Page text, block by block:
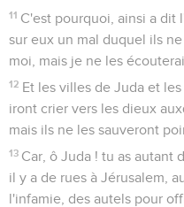
11 C'est pourquoi, ainsi a dit
sur eux un mal duquel ils
moi, mais je ne les
12 Et les villes de Juda et
iront crier vers les dieux
mais ils ne les sauveront
13 Car, ô Juda ! tu as autant
il y a de rues à Jérusalem,
l'infamie, des autels pour